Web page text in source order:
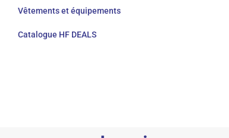
Vêtements et équipements
Catalogue HF DEALS